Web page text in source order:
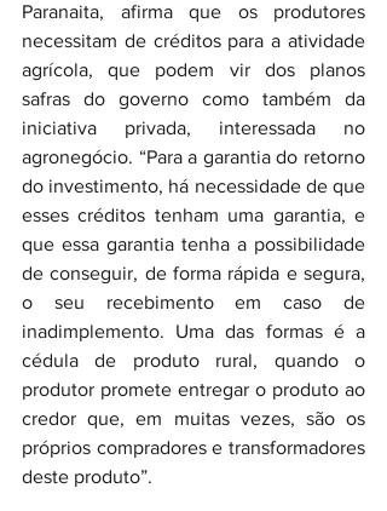
Paranaita, afirma que os produtores
necessitam de créditos para a atividade
agrícola, que podem vir dos planos
safras do governo como também da
iniciativa privada, interessada no
agronegócio. “Para a garantia do retorno
do investimento, há necessidade de que
esses créditos tenham uma garantia, e
que essa garantia tenha a possibilidade
de conseguir, de forma rápida e segura,
o seu recebimento em caso de
inadimplemento. Uma das formas é a
cédula de produto rural, quando o
produtor promete entregar o produto ao
credor que, em muitas vezes, são os
próprios compradores e transformadores
deste produto”.